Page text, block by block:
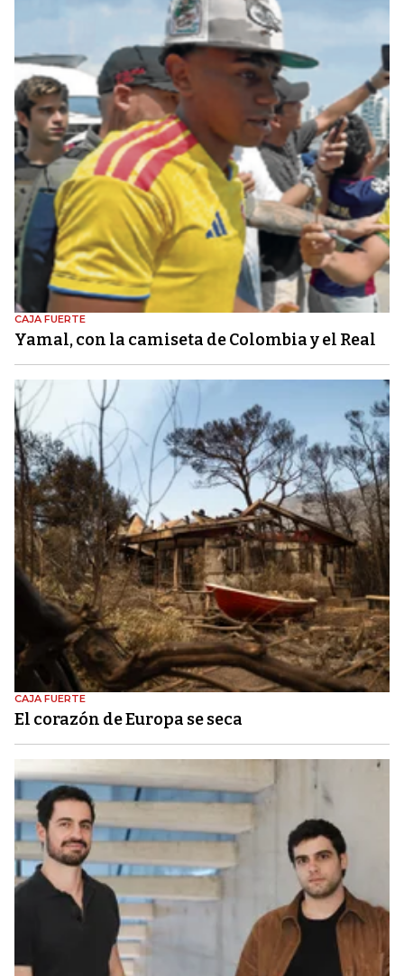
CAJA FUERTE
Yamal, con la camiseta de Colombia y el Real
CAJA FUERTE
El corazón de Europa se seca